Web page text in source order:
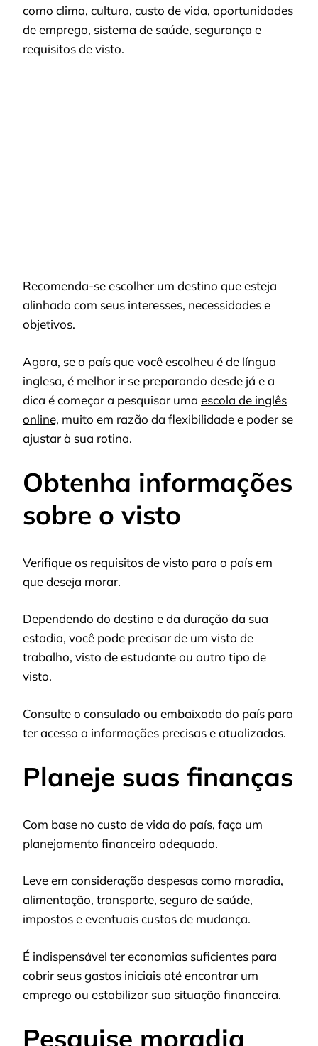
como clima, cultura, custo de vida, oportunidades
de emprego, sistema de saúde, segurança e
requisitos de visto.
Recomenda-se escolher um destino que esteja
alinhado com seus interesses, necessidades e
objetivos.
Agora, se o país que você escolheu é de língua
inglesa, é melhor ir se preparando desde já e a
dica é começar a pesquisar uma escola de inglês
online, muito em razão da flexibilidade e poder se
ajustar à sua rotina.
Obtenha informações
sobre o visto
Verifique os requisitos de visto para o país em
que deseja morar.
Dependendo do destino e da duração da sua
estadia, você pode precisar de um visto de
trabalho, visto de estudante ou outro tipo de
visto.
Consulte o consulado ou embaixada do país para
ter acesso a informações precisas e atualizadas.
Planeje suas finanças
Com base no custo de vida do país, faça um
planejamento financeiro adequado.
Leve em consideração despesas como moradia,
alimentação, transporte, seguro de saúde,
impostos e eventuais custos de mudança.
É indispensável ter economias suficientes para
cobrir seus gastos iniciais até encontrar um
emprego ou estabilizar sua situação financeira.
Pesquise moradia